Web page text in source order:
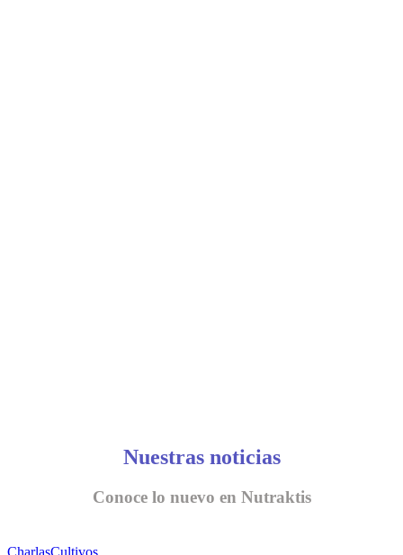
Nuestras noticias
Conoce lo nuevo en Nutraktis
CharlasCultivos